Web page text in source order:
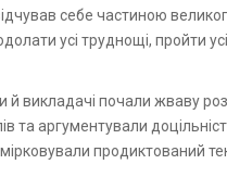
себе частиною
усі труднощі, пройти
викладачі почали жваву
та аргументували
продиктований